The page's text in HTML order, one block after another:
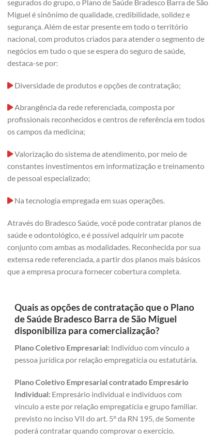
segurados do grupo, o Plano de Saúde Bradesco Barra de São
Miguel é sinônimo de qualidade, credibilidade, solidez e
segurança. Além de estar presente em todo o território
nacional, com produtos criados para atender o segmento de
negócios em tudo o que se espera do seguro de saúde,
destaca-se por:
Diversidade de produtos e opções de contratação;
Abrangência da rede referenciada, composta por
profissionais reconhecidos e centros de referência em todos
os campos da medicina;
Valorização do sistema de atendimento, por meio de
constantes investimentos em informatização e treinamento
de pessoal especializado;
Na tecnologia empregada em suas operações.
Através do Bradesco Saúde, você pode contratar planos de
saúde e odontológico, e é possível adquirir um pacote
conjunto com ambas as modalidades. Reconhecida por sua
extensa rede referenciada, a partir dos planos mais básicos
que a empresa procura fornecer cobertura completa.
Quais as opções de contratação que o Plano
de Saúde Bradesco Barra de São Miguel
disponibiliza para comercialização?
Plano Coletivo Empresarial: Indivíduo com vínculo a
pessoa jurídica por relação empregatícia ou estatutária.
Plano Coletivo Empresarial contratado Empresário
Individual: Empresário individual e indivíduos com
vínculo a este por relação empregatícia e grupo familiar.
previsto no inciso VII do art. 5º da RN 195, de Somente
poderá contratar quando comprovar o exercício.